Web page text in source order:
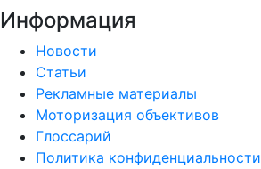
Информация
Новости
Статьи
Рекламные материалы
Моторизация объективов
Глоссарий
Политика конфиденциальности